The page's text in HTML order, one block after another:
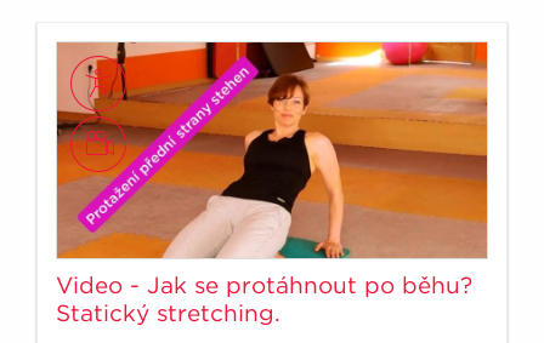
Video - Jak se protáhnout po běhu?
Statický stretching.